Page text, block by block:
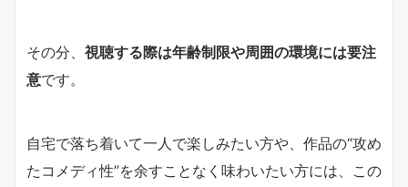
その分、 視聴する際は年齢制限や周囲の環境には要注
意です。
自宅で落ち着いて一人で楽しみたい方や、作品の“攻め
たコメディ性”を余すことなく味わいたい方には、この